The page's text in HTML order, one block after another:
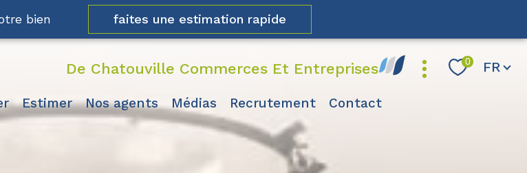
bien faites une estimation rapide
De Chatouville Commerces Et Entreprises 0 FR
estimer nos agents médias recrutement contact